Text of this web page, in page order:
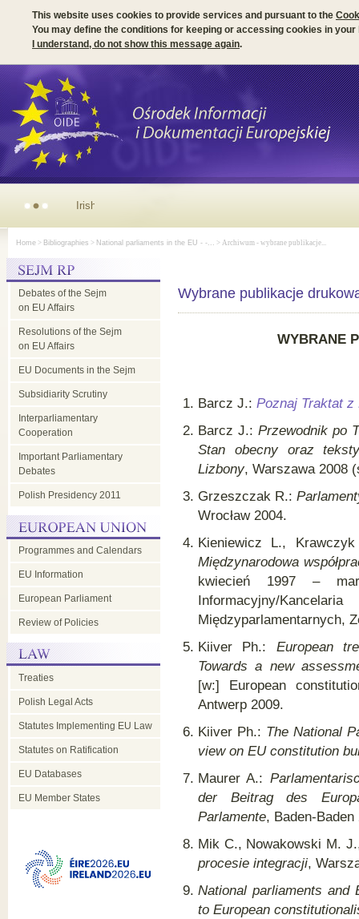
This website uses cookies to provide services and pursuant to the
You may define the conditions for keeping or accessing cookies in your
I understand, do not show this message again.
Irish Presidency of the EU Council - parliamentary dimension
Home > Bibliographies > National parliaments in the EU - -... > Archiwum - wybrane publikacje...
Debates of the Sejm
on EU Affairs
Resolutions of the Sejm
on EU Affairs
EU Documents in the Sejm
Subsidiarity Scrutiny
Interparliamentary
Cooperation
Important Parliamentary
Debates
Polish Presidency 2011
Programmes and Calendars
EU Information
European Parliament
Review of Policies
Treaties
Polish Legal Acts
Statutes Implementing EU Law
Statutes on Ratification
EU Databases
EU Member States
Wybrane publikacje
WYBRANE
Barcz J.: Poznaj Traktat z
Barcz J.: Przewodnik po
Stan obecny oraz
Lizbony, Warszawa 2008
Grzeszczak R.:
Wrocław 2004.
Kieniewicz L.,
Międzynarodowa
kwiecień 1997 –
Informacyjny/
Międzyparlamentarnych,
Kiiver Ph.: European
Towards a new
[w:] European
Antwerp 2009.
Kiiver Ph.: The National
view on EU constitution
Maurer A.:
der Beitrag des
Parlamente, Baden-Baden
Mik C., Nowakowski M.
procesie integracji,
National parliaments and
to European